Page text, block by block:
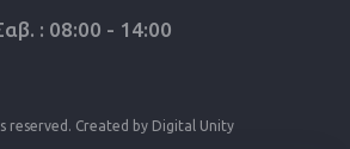
: 08:00 - 14:00
reserved. Created by Digital Unity